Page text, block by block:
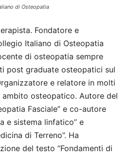
di Osteopatia
Fondatore e
Italiano di Osteopatia
di osteopatia sempre
post graduate osteopatici sul
e relatore in molti
osteopatico. Autore del
Fasciale” e co-autore
e sistema linfatico” e
di Terreno”. Ha
del testo “Fondamenti di